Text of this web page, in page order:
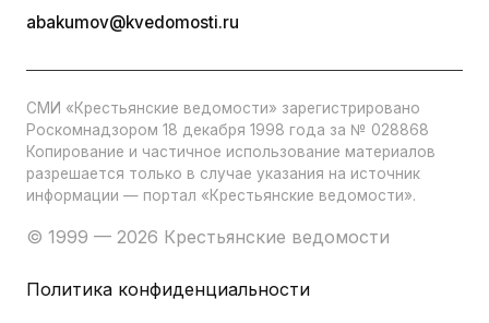
abakumov@kvedomosti.ru
СМИ «Крестьянские ведомости» зарегистрировано
Роскомнадзором 18 декабря 1998 года за № 028868
Копирование и частичное использование материалов
разрешается только в случае указания на источник
информации — портал «Крестьянские ведомости».
© 1999 — 2026 Крестьянские ведомости
Политика конфиденциальности